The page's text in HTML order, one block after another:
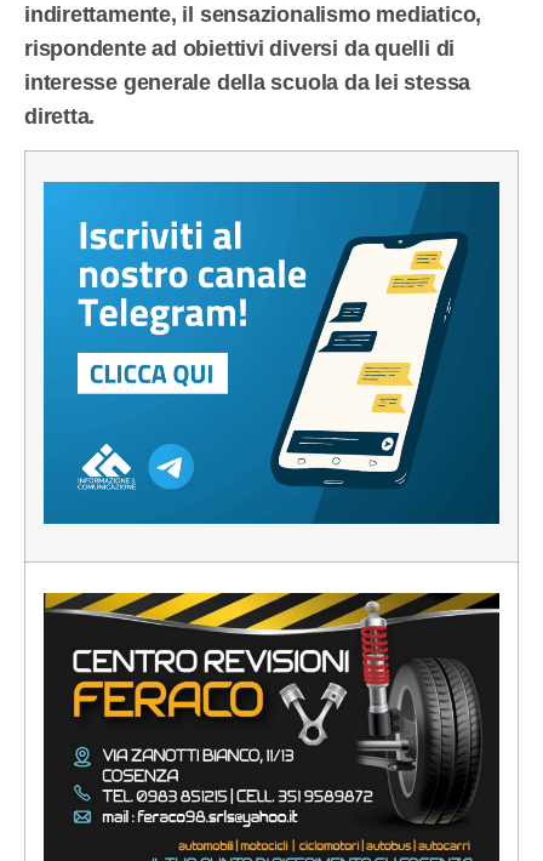
indirettamente, il sensazionalismo mediatico,
rispondente ad obiettivi diversi da quelli di
interesse generale della scuola da lei stessa
diretta.